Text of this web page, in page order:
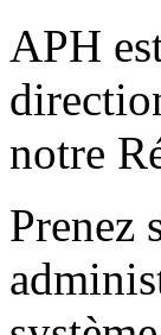
APH
notre
Prenez